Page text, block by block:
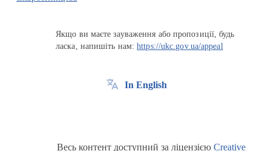
Якщо ви маєте зауваження або пропозиції, будь
ласка, напишіть нам:https://ukc.gov.ua/appeal
In English
Весь контент доступний за ліцензією Creative